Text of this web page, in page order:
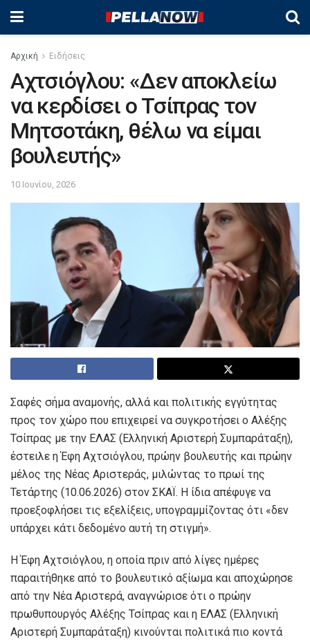
Αρχική Ειδήσεις
Αχτσιόγλου: «Δεν αποκλείω
να κερδίσει ο Τσίπρας τον
Μητσοτάκη, θέλω να είμαι
βουλευτής»
10 Ιουνίου, 2026
Σαφές σήμα αναμονής, αλλά και πολιτικής εγγύτητας
προς τον χώρο που επιχειρεί να συγκροτήσει ο Αλέξης
Τσίπρας με την ΕΛΑΣ (Ελληνική Αριστερή Συμπαράταξη),
έστειλε η Έφη Αχτσιόγλου, πρώην βουλευτής και πρώην
μέλος της Νέας Αριστεράς, μιλώντας το πρωί της
Τετάρτης (10.06.2026) στον ΣΚΑΪ. Η ίδια απέφυγε να
προεξοφλήσει τις εξελίξεις, υπογραμμίζοντας ότι «δεν
υπάρχει κάτι δεδομένο αυτή τη στιγμή».
Η Έφη Αχτσιόγλου, η οποία πριν από λίγες ημέρες
παραιτήθηκε από το βουλευτικό αξίωμα και αποχώρησε
από την Νέα Αριστερά, αναγνώρισε ότι ο πρώην
πρωθυπουργός Αλέξης Τσίπρας και η ΕΛΑΣ (Ελληνική
Αριστερή Συμπαράταξη) κινούνται πολιτικά πιο κοντά